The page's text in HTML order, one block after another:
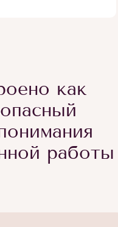
как
работы